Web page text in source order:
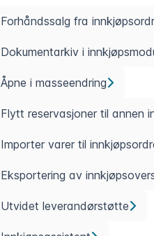
Forhåndssalg fra
Dokumentarkiv i
Åpne i masseendring
Flytt reservasjoner til annen
Importer varer til
Eksportering av
Utvidet leverandørstøtte